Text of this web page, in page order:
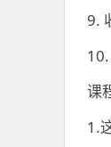
9.
课
1.